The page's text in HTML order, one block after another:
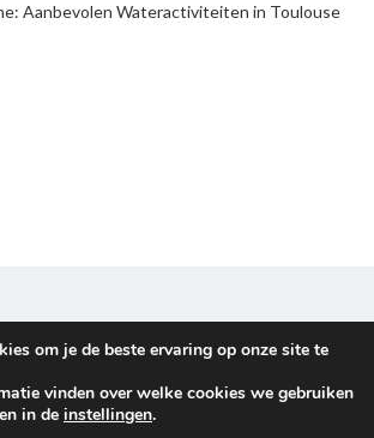
Aanbevolen Wateractiviteiten in Toulouse
policy
© 2026Familieuitje. All rights reserved.
om je de beste ervaring op onze site te
vinden over welke cookies we gebruiken
in de instellingen.